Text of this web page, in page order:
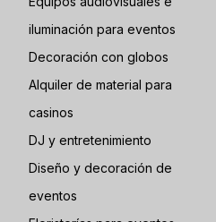
iluminación para eventos
Decoración con globos
Alquiler de material para
casinos
DJ y entretenimiento
Diseño y decoración de
eventos